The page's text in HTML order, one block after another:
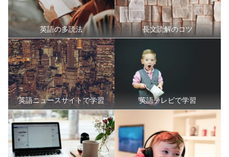
英語の多読法 長文読解のコツ
英語ニュースサイトで学習 英語テレビで学習